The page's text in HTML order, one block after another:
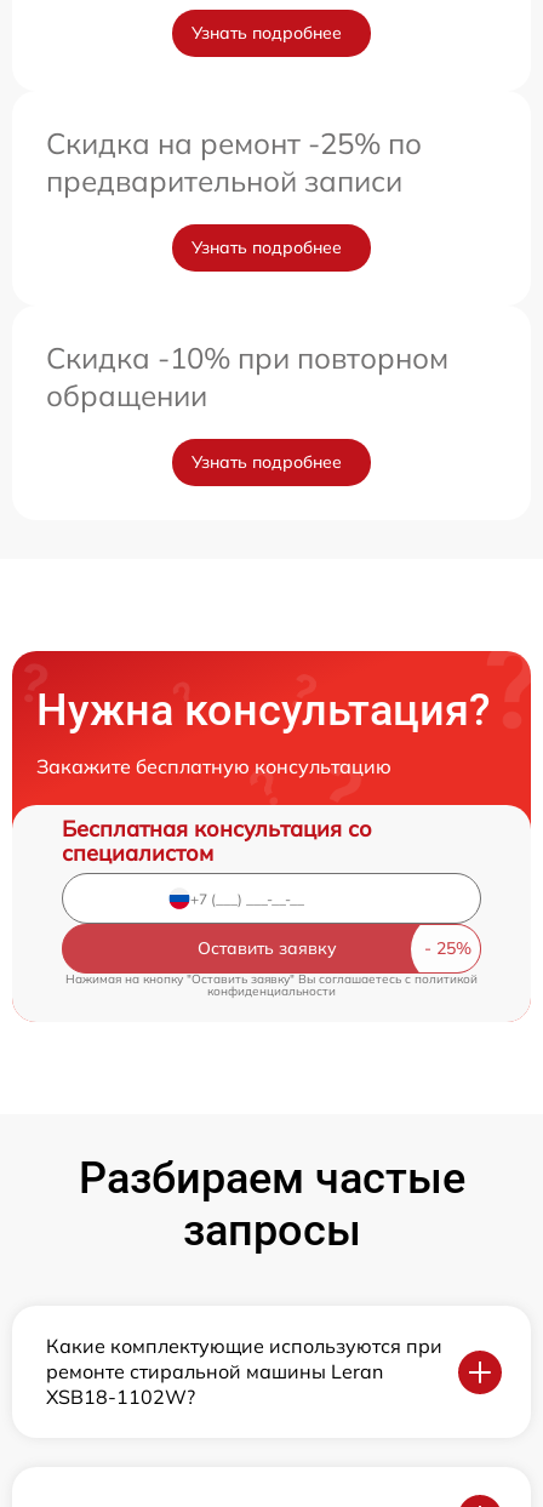
Узнать подробнее
Скидка на ремонт -25% по
предварительной записи
Узнать подробнее
Скидка -10% при повторном
обращении
Узнать подробнее
Нужна консультация?
Закажите бесплатную консультацию
Бесплатная консультация со
специалистом
Оставить заявку
Нажимая на кнопку "Оставить заявку" Вы соглашаетесь cполитикой
конфиденциальности
Разбираем частые
запросы
Какие комплектующие используются при
ремонте стиральной машины Leran
XSB18-1102W?